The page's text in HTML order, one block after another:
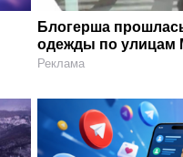
Блогерша
одежды по улицам
Реклама